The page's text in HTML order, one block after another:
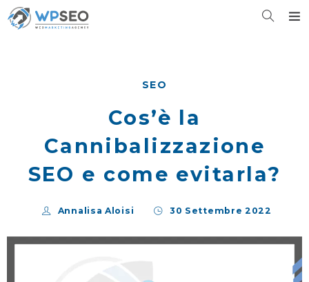
SEO
Cos’è la
Cannibalizzazione
SEO e come evitarla?
Annalisa Aloisi 30 Settembre 2022